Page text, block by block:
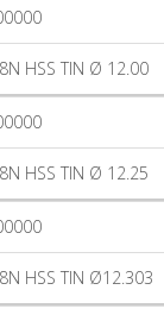
HSS TIN Ø 12.00
HSS TIN Ø 12.25
HSS TIN Ø12.303